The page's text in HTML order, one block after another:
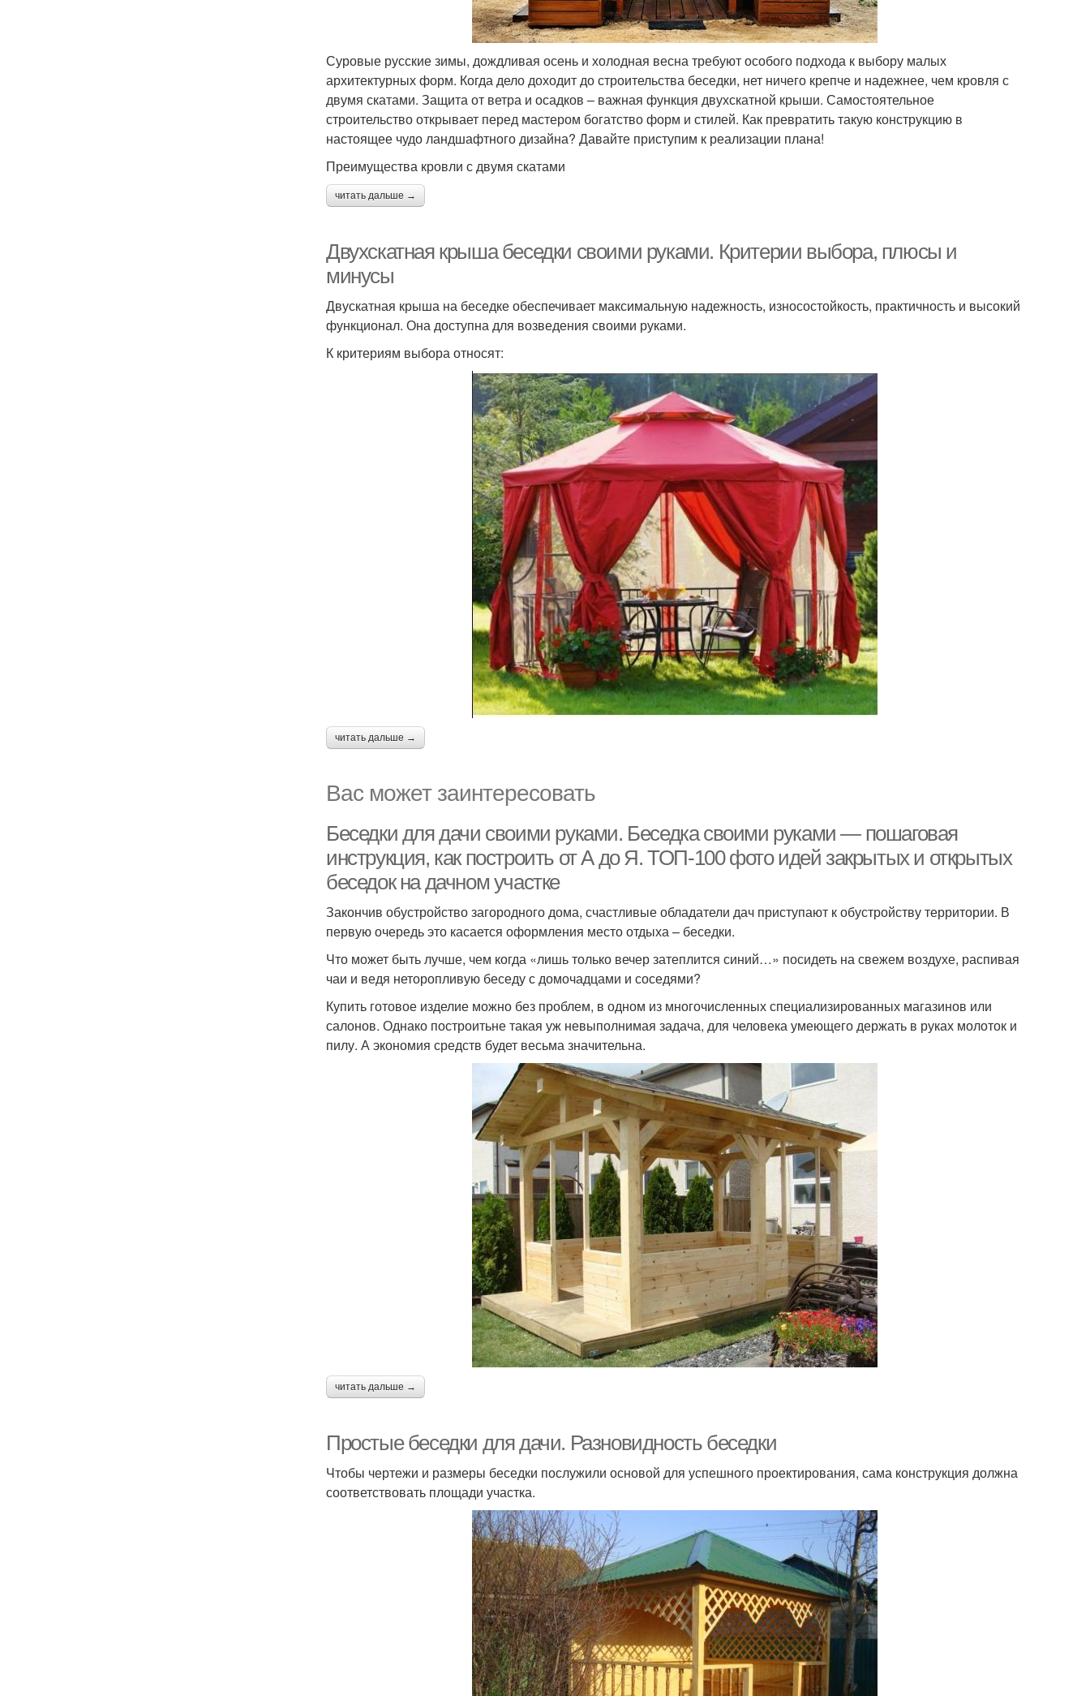
Суровые русские зимы, дождливая осень и холодная весна требуют особого подхода к выбору малых
архитектурных форм. Когда дело доходит до строительства беседки, нет ничего крепче и надежнее, чем кровля с
двумя скатами. Защита от ветра и осадков – важная функция двухскатной крыши. Самостоятельное
строительство открывает перед мастером богатство форм и стилей. Как превратить такую конструкцию в
настоящее чудо ландшафтного дизайна? Давайте приступим к реализации плана!
Преимущества кровли с двумя скатами
читать дальше →
Двухскатная крыша беседки своими руками. Критерии выбора, плюсы и
минусы
Двускатная крыша на беседке обеспечивает максимальную надежность, износостойкость, практичность и высокий
функционал. Она доступна для возведения своими руками.
К критериям выбора относят:
читать дальше →
Вас может заинтересовать
Беседки для дачи своими руками. Беседка своими руками — пошаговая
инструкция, как построить от А до Я. ТОП-100 фото идей закрытых и открытых
беседок на дачном участке
Закончив обустройство загородного дома, счастливые обладатели дач приступают к обустройству территории. В
первую очередь это касается оформления место отдыха – беседки.
Что может быть лучше, чем когда «лишь только вечер затеплится синий…» посидеть на свежем воздухе, распивая
чаи и ведя неторопливую беседу с домочадцами и соседями?
Купить готовое изделие можно без проблем, в одном из многочисленных специализированных магазинов или
салонов. Однако построитьне такая уж невыполнимая задача, для человека умеющего держать в руках молоток и
пилу. А экономия средств будет весьма значительна.
читать дальше →
Простые беседки для дачи. Разновидность беседки
Чтобы чертежи и размеры беседки послужили основой для успешного проектирования, сама конструкция должна
соответствовать площади участка.